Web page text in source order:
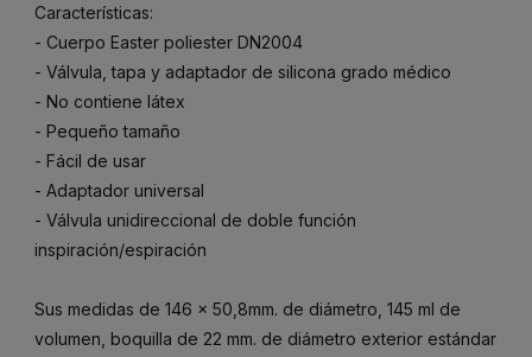
Características:
- Cuerpo Easter poliester DN2004
- Válvula, tapa y adaptador de silicona grado médico
- No contiene látex
- Pequeño tamaño
- Fácil de usar
- Adaptador universal
- Válvula unidireccional de doble función
inspiración/espiración
Sus medidas de 146 x 50,8mm. de diámetro, 145 ml de
volumen, boquilla de 22 mm. de diámetro exterior estándar